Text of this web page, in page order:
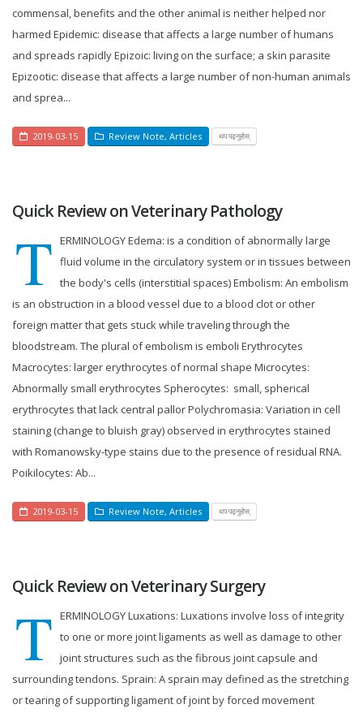
commensal, benefits and the other animal is neither helped nor
harmed Epidemic: disease that affects a large number of humans
and spreads rapidly Epizoic: living on the surface; a skin parasite
Epizootic: disease that affects a large number of non-human animals
and sprea...
2019-03-15 Review Note, Articles थप पढ्नुहोस्
Quick Review on Veterinary Pathology
T ERMINOLOGY Edema: is a condition of abnormally large
fluid volume in the circulatory system or in tissues between
the body's cells (interstitial spaces) Embolism: An embolism
is an obstruction in a blood vessel due to a blood clot or other
foreign matter that gets stuck while traveling through the
bloodstream. The plural of embolism is emboli Erythrocytes
Macrocytes: larger erythrocytes of normal shape Microcytes:
Abnormally small erythrocytes Spherocytes: small, spherical
erythrocytes that lack central pallor Polychromasia: Variation in cell
staining (change to bluish gray) observed in erythrocytes stained
with Romanowsky-type stains due to the presence of residual RNA.
Poikilocytes: Ab...
2019-03-15 Review Note, Articles थप पढ्नुहोस्
Quick Review on Veterinary Surgery
T ERMINOLOGY Luxations: Luxations involve loss of integrity
to one or more joint ligaments as well as damage to other
joint structures such as the fibrous joint capsule and
surrounding tendons. Sprain: A sprain may defined as the stretching
or tearing of supporting ligament of joint by forced movement